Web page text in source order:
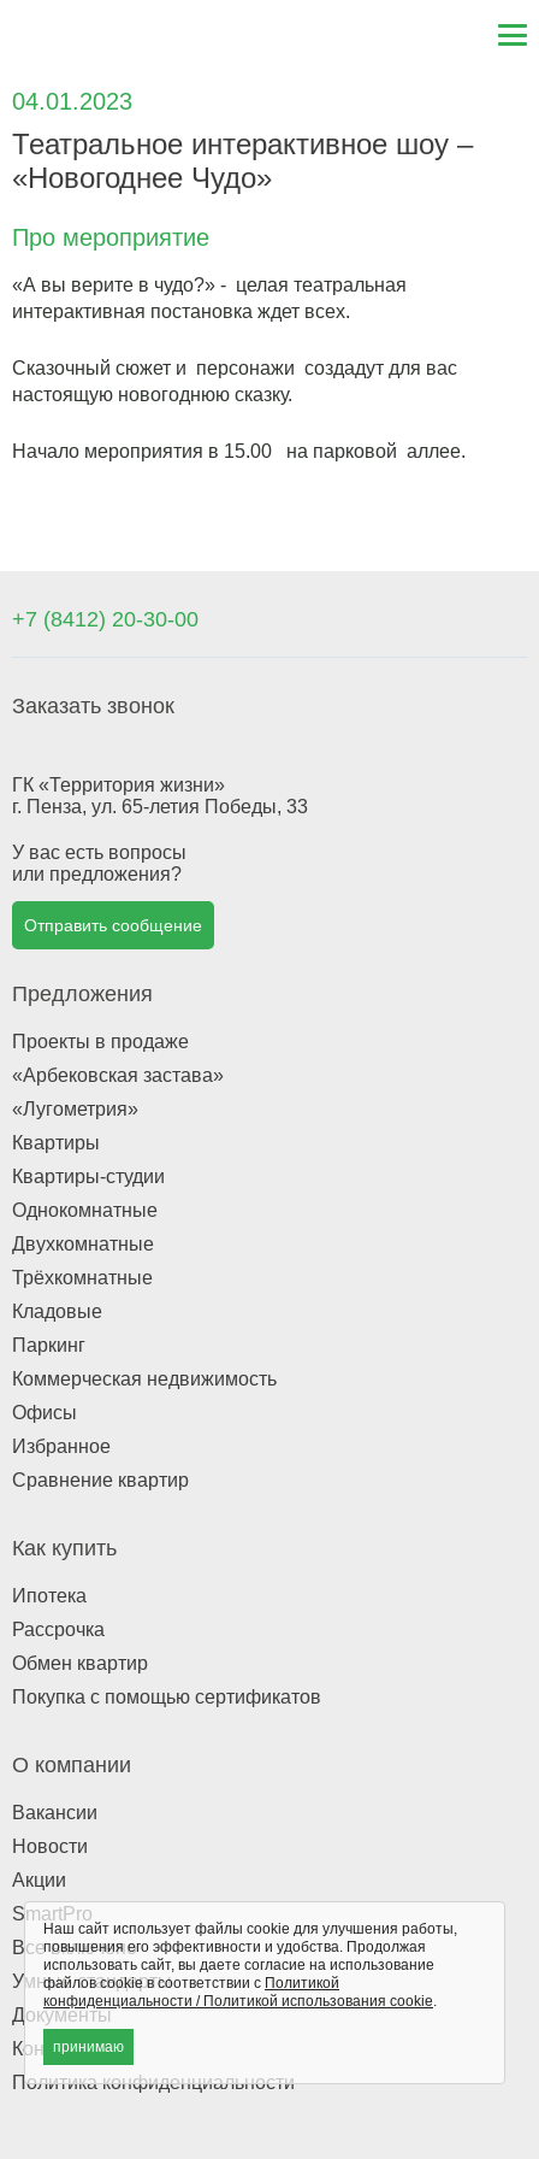
04.01.2023
Театральное интерактивное шоу –
«Новогоднее Чудо»
Про мероприятие
«А вы верите в чудо?» - целая театральная
интерактивная постановка ждет всех.
Сказочный сюжет и персонажи создадут для вас
настоящую новогоднюю сказку.
Начало мероприятия в 15.00 на парковой аллее.
+7 (8412) 20-30-00
Заказать звонок
ГК «Территория жизни»
г. Пенза, ул. 65-летия Победы, 33
У вас есть вопросы
или предложения?
Отправить сообщение
Предложения
Проекты в продаже
«Арбековская застава»
«Лугометрия»
Квартиры
Квартиры-студии
Однокомнатные
Двухкомнатные
Трёхкомнатные
Кладовые
Паркинг
Коммерческая недвижимость
Офисы
Избранное
Сравнение квартир
Как купить
Ипотека
Рассрочка
Обмен квартир
Покупка с помощью сертификатов
О компании
Вакансии
Новости
Акции
SmartPro
Все включено
Умные стандарты
Документы
Контакты
Политика конфиденциальности
Наш сайт использует файлы cookie для улучшения работы,
повышения его эффективности и удобства. Продолжая
использовать сайт, вы даете согласие на использование
файлов cookie в соответствии с Политикой
конфиденциальности / Политикой использования cookie.
принимаю